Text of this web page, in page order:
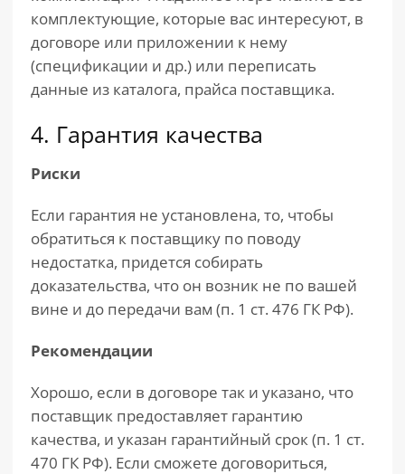
комплектующие, которые вас интересуют, в
договоре или приложении к нему
(спецификации и др.) или переписать
данные из каталога, прайса поставщика.
4. Гарантия качества
Риски
Если гарантия не установлена, то, чтобы
обратиться к поставщику по поводу
недостатка, придется собирать
доказательства, что он возник не по вашей
вине и до передачи вам (п. 1 ст. 476 ГК РФ).
Рекомендации
Хорошо, если в договоре так и указано, что
поставщик предоставляет гарантию
качества, и указан гарантийный срок (п. 1 ст.
470 ГК РФ). Если сможете договориться,